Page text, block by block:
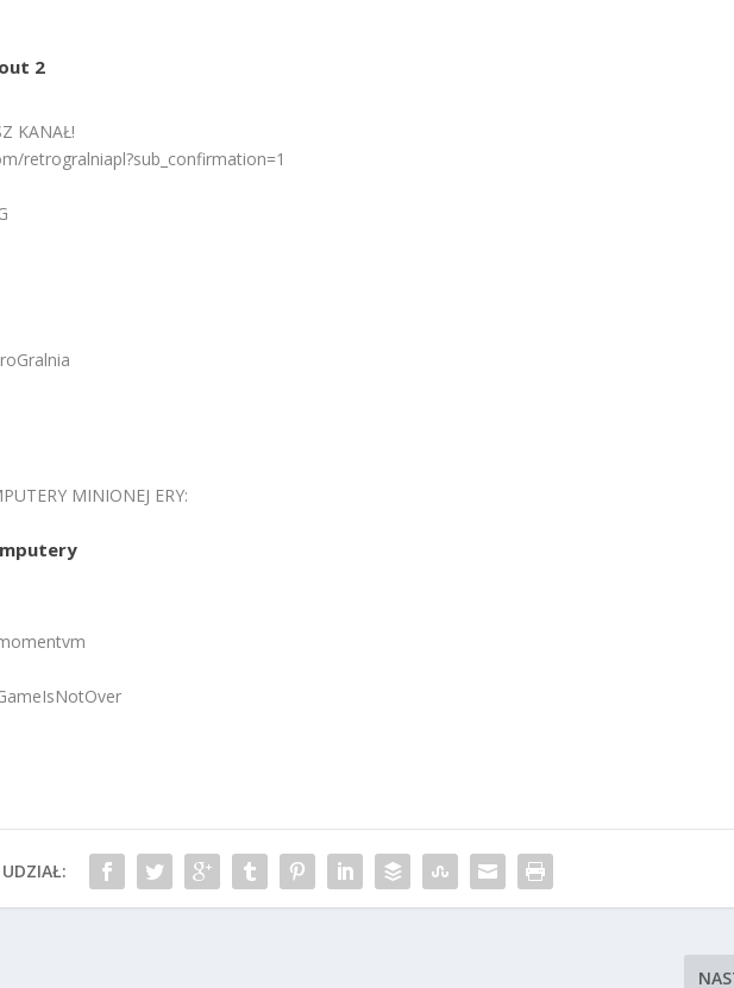
2
KANAŁ!
retrogralniapl?sub_confirmation=1
MINIONEJ ERY:
UDZIAŁ: